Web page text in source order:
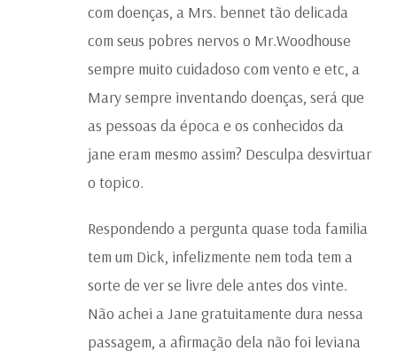
com doenças, a Mrs. bennet tão delicada
com seus pobres nervos o Mr.Woodhouse
sempre muito cuidadoso com vento e etc, a
Mary sempre inventando doenças, será que
as pessoas da época e os conhecidos da
jane eram mesmo assim? Desculpa desvirtuar
o topico.
Respondendo a pergunta quase toda familia
tem um Dick, infelizmente nem toda tem a
sorte de ver se livre dele antes dos vinte.
Não achei a Jane gratuitamente dura nessa
passagem, a afirmação dela não foi leviana